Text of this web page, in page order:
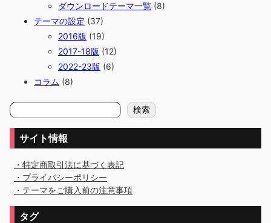
ダウンロードテーマ一覧 (8)
テーマの設定 (37)
2016版 (19)
2017-18版 (12)
2022-23版 (6)
コラム (8)
検
索
検索
サイト情報
・特定商取引法に基づく表記
・プライバシーポリシー
・テーマをご購入前の注意事項
タグ